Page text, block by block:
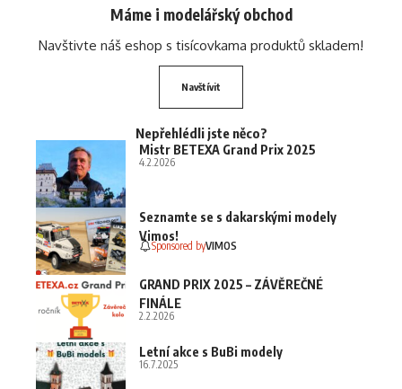
Máme i modelářský obchod
Navštivte náš eshop s tisícovkama produktů skladem!
Navštívit
Nepřehlédli jste něco?
Mistr BETEXA Grand Prix 2025
4.2.2026
Seznamte se s dakarskými modely
Vimos!
Sponsored byVIMOS
GRAND PRIX 2025 – ZÁVĚREČNÉ
FINÁLE
2.2.2026
Letní akce s BuBi modely
16.7.2025